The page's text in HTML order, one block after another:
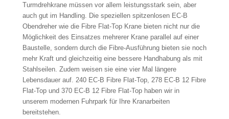
Turmdrehkrane müssen vor allem leistungsstark sein, aber
auch gut im Handling. Die speziellen spitzenlosen EC-B
Obendreher wie die Fibre Flat-Top Krane bieten nicht nur die
Möglichkeit des Einsatzes mehrerer Krane parallel auf einer
Baustelle, sondern durch die Fibre-Ausführung bieten sie noch
mehr Kraft und gleichzeitig eine bessere Handhabung als mit
Stahlseilen. Zudem weisen sie eine vier Mal längere
Lebensdauer auf. 240 EC-B Fibre Flat-Top, 278 EC-B 12 Fibre
Flat-Top und 370 EC-B 12 Fibre Flat-Top haben wir in
unserem modernen Fuhrpark für Ihre Kranarbeiten
bereitstehen.